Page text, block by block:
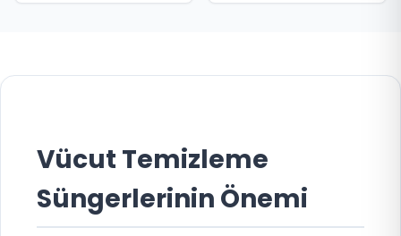
Vücut Temizleme
Süngerlerinin Önemi